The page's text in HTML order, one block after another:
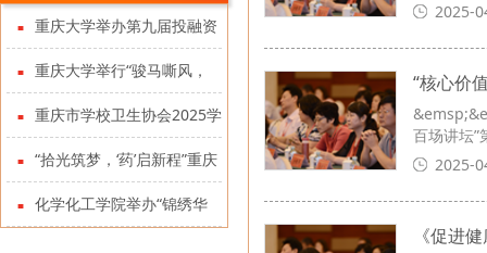
重庆大学举办第九届投融资
政策及PPP学术研讨会暨第十
届中国投融资政策论坛
重庆大学举行“骏马嘶风，
薪火百年”2026新年晚会
重庆市学校卫生协会2025学
术年会暨二届四次全体理事会
在学校召开
“拾光筑梦，‘药’启新程”重庆
大学药学院成立10周年发展大
化学化工学院举办“锦绣华
2025-
“核心价
百场讲坛”
2025-
《促进